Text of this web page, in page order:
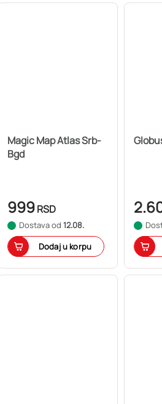
Magic Map Atlas Srb-
Bgd
999RSD
Dostava od 12.08.
Dodaj u korpu